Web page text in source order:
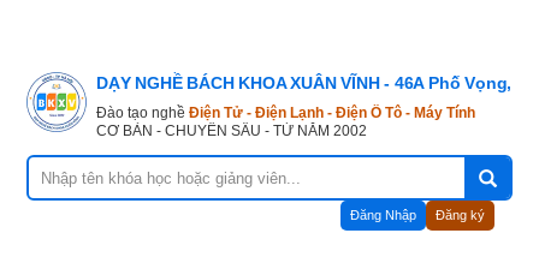
DẠY NGHỀ BÁCH KHOA XUÂN VĨNH - 46A Phố Vọng,
Đào tạo nghề Điện Tử - Điện Lạnh - Điện Ô Tô - Máy Tính
CƠ BẢN - CHUYÊN SÂU - TỪ NĂM 2002
Đăng Nhập Đăng ký